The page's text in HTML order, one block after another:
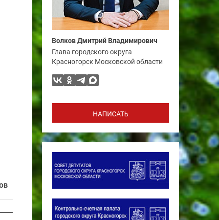
Волков Дмитрий Владимирович
Глава городского округа
Красногорск Московской области
НАПИСАТЬ